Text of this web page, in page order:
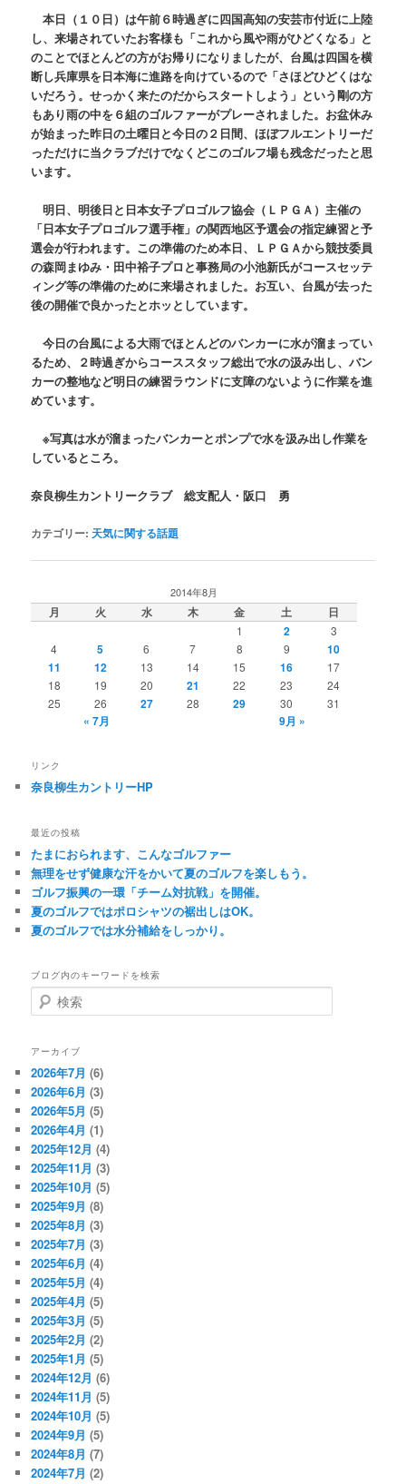
本日（１０日）は午前６時過ぎに四国高知の安芸市付近に上陸
し、来場されていたお客様も「これから風や雨がひどくなる」と
のことでほとんどの方がお帰りになりましたが、台風は四国を横
断し兵庫県を日本海に進路を向けているので「さほどひどくはな
いだろう。せっかく来たのだからスタートしよう」という剛の方
もあり雨の中を６組のゴルファーがプレーされました。お盆休み
が始まった昨日の土曜日と今日の２日間、ほぼフルエントリーだ
っただけに当クラブだけでなくどこのゴルフ場も残念だったと思
います。
明日、明後日と日本女子プロゴルフ協会（ＬＰＧＡ）主催の
「日本女子プロゴルフ選手権」の関西地区予選会の指定練習と予
選会が行われます。この準備のため本日、ＬＰＧＡから競技委員
の森岡まゆみ・田中裕子プロと事務局の小池新氏がコースセッテ
ィング等の準備のために来場されました。お互い、台風が去った
後の開催で良かったとホッとしています。
今日の台風による大雨でほとんどのバンカーに水が溜まってい
るため、２時過ぎからコーススタッフ総出で水の汲み出し、バン
カーの整地など明日の練習ラウンドに支障のないように作業を進
めています。
※写真は水が溜まったバンカーとポンプで水を汲み出し作業を
しているところ。
奈良柳生カントリークラブ 総支配人・阪口 勇
カテゴリー: 天気に関する話題
2014年8月
月 火 水 木 金 土 日
1 2
3
4
5 6 7 8 9
10
11
12 13 14 15 16
17
18
19 20 21 22 23
24
25
26 27 28 29 30 31
« 7月 9月 »
リンク
奈良柳生カントリーHP
最近の投稿
たまにおられます、こんなゴルファー
無理をせず健康な汗をかいて夏のゴルフを楽しもう。
ゴルフ振興の一環「チーム対抗戦」を開催。
夏のゴルフではポロシャツの裾出しはOK。
夏のゴルフでは水分補給をしっかり。
ブログ内のキーワードを検索
検
索
アーカイブ
2026年7月 (6)
2026年6月 (3)
2026年5月 (5)
2026年4月 (1)
2025年12月 (4)
2025年11月 (3)
2025年10月 (5)
2025年9月 (8)
2025年8月 (3)
2025年7月 (3)
2025年6月 (4)
2025年5月 (4)
2025年4月 (5)
2025年3月 (5)
2025年2月 (2)
2025年1月 (5)
2024年12月 (6)
2024年11月 (5)
2024年10月 (5)
2024年9月 (5)
2024年8月 (7)
2024年7月 (2)